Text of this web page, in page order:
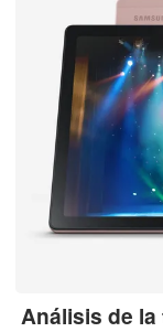
Análisis de la